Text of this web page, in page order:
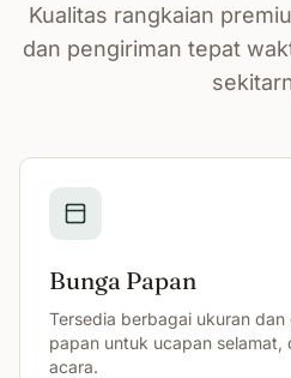
Kualitas rangkaian
dan pengiriman tepat
Bunga Papan
Tersedia berbagai ukuran
papan untuk ucapan
acara.